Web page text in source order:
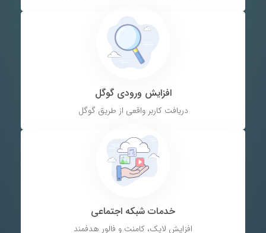
افزایش ورودی گوگل
دریافت کاربر واقعی از طریق گوگل
خدمات شبکه اجتماعی
افزایش لایک، کامنت و فالور هدفمند